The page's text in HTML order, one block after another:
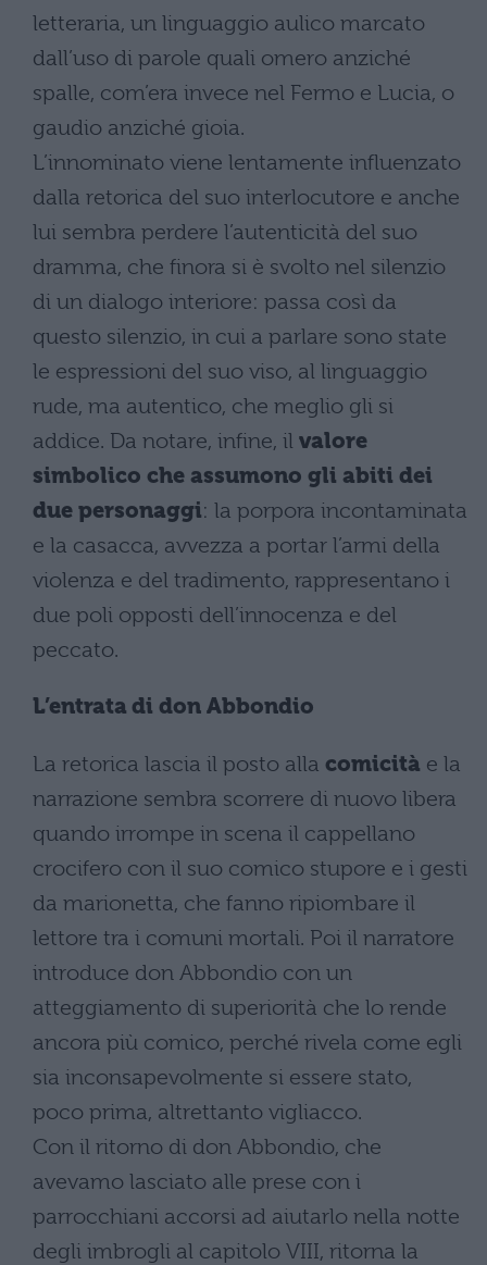
letteraria, un linguaggio aulico marcato
dall’uso di parole quali omero anziché
spalle, com’era invece nel Fermo e Lucia, o
gaudio anziché gioia.
L’innominato viene lentamente influenzato
dalla retorica del suo interlocutore e anche
lui sembra perdere l’autenticità del suo
dramma, che finora si è svolto nel silenzio
di un dialogo interiore: passa così da
questo silenzio, in cui a parlare sono state
le espressioni del suo viso, al linguaggio
rude, ma autentico, che meglio gli si
addice. Da notare, infine, il valore
simbolico che assumono gli abiti dei
due personaggi: la porpora incontaminata
e la casacca, avvezza a portar l’armi della
violenza e del tradimento, rappresentano i
due poli opposti dell’innocenza e del
peccato.
L’entrata di don Abbondio
La retorica lascia il posto alla comicità e la
narrazione sembra scorrere di nuovo libera
quando irrompe in scena il cappellano
crocifero con il suo comico stupore e i gesti
da marionetta, che fanno ripiombare il
lettore tra i comuni mortali. Poi il narratore
introduce don Abbondio con un
atteggiamento di superiorità che lo rende
ancora più comico, perché rivela come egli
sia inconsapevolmente si essere stato,
poco prima, altrettanto vigliacco.
Con il ritorno di don Abbondio, che
avevamo lasciato alle prese con i
parrocchiani accorsi ad aiutarlo nella notte
degli imbrogli al capitolo VIII, ritorna la